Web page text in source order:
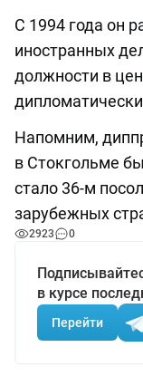
С 1994 года он
иностранных
должности в
Напомним,
в Стокгольме
стало 36-м
зарубежных
2923 0
в курсе
Перейти